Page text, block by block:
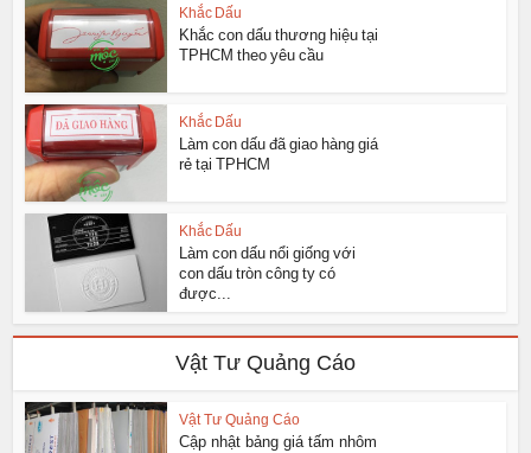
Khắc Dấu
Khắc con dấu thương hiệu tại
TPHCM theo yêu cầu
Khắc Dấu
Làm con dấu đã giao hàng giá
rẻ tại TPHCM
Khắc Dấu
Làm con dấu nổi giống với
con dấu tròn công ty có
được...
Vật Tư Quảng Cáo
Vật Tư Quảng Cáo
Cập nhật bảng giá tấm nhôm